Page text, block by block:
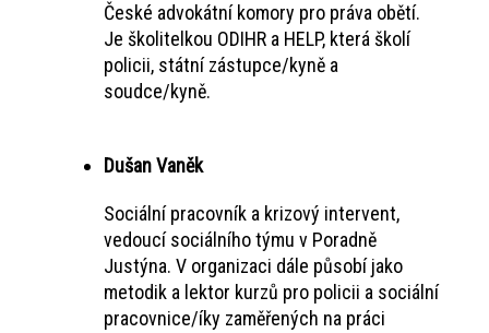
České advokátní komory pro práva obětí.
Je školitelkou ODIHR a HELP, která školí
policii, státní zástupce/kyně a
soudce/kyně.
Dušan Vaněk
Sociální pracovník a krizový intervent,
vedoucí sociálního týmu v Poradně
Justýna. V organizaci dále působí jako
metodik a lektor kurzů pro policii a sociální
pracovnice/íky zaměřených na práci